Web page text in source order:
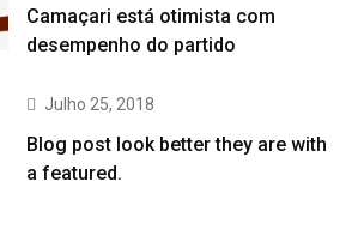
Camaçari está otimista com
desempenho do partido
Julho 25, 2018
Blog post look better they are with
a featured.